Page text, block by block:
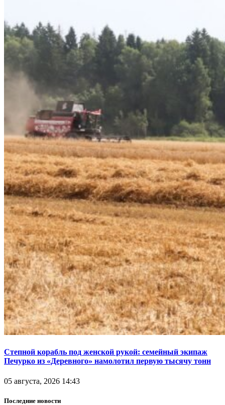
Степной корабль под женской рукой: семейный экипаж
Печурко из «Деревного» намолотил первую тысячу тонн
05 августа, 2026 14:43
Последние новости